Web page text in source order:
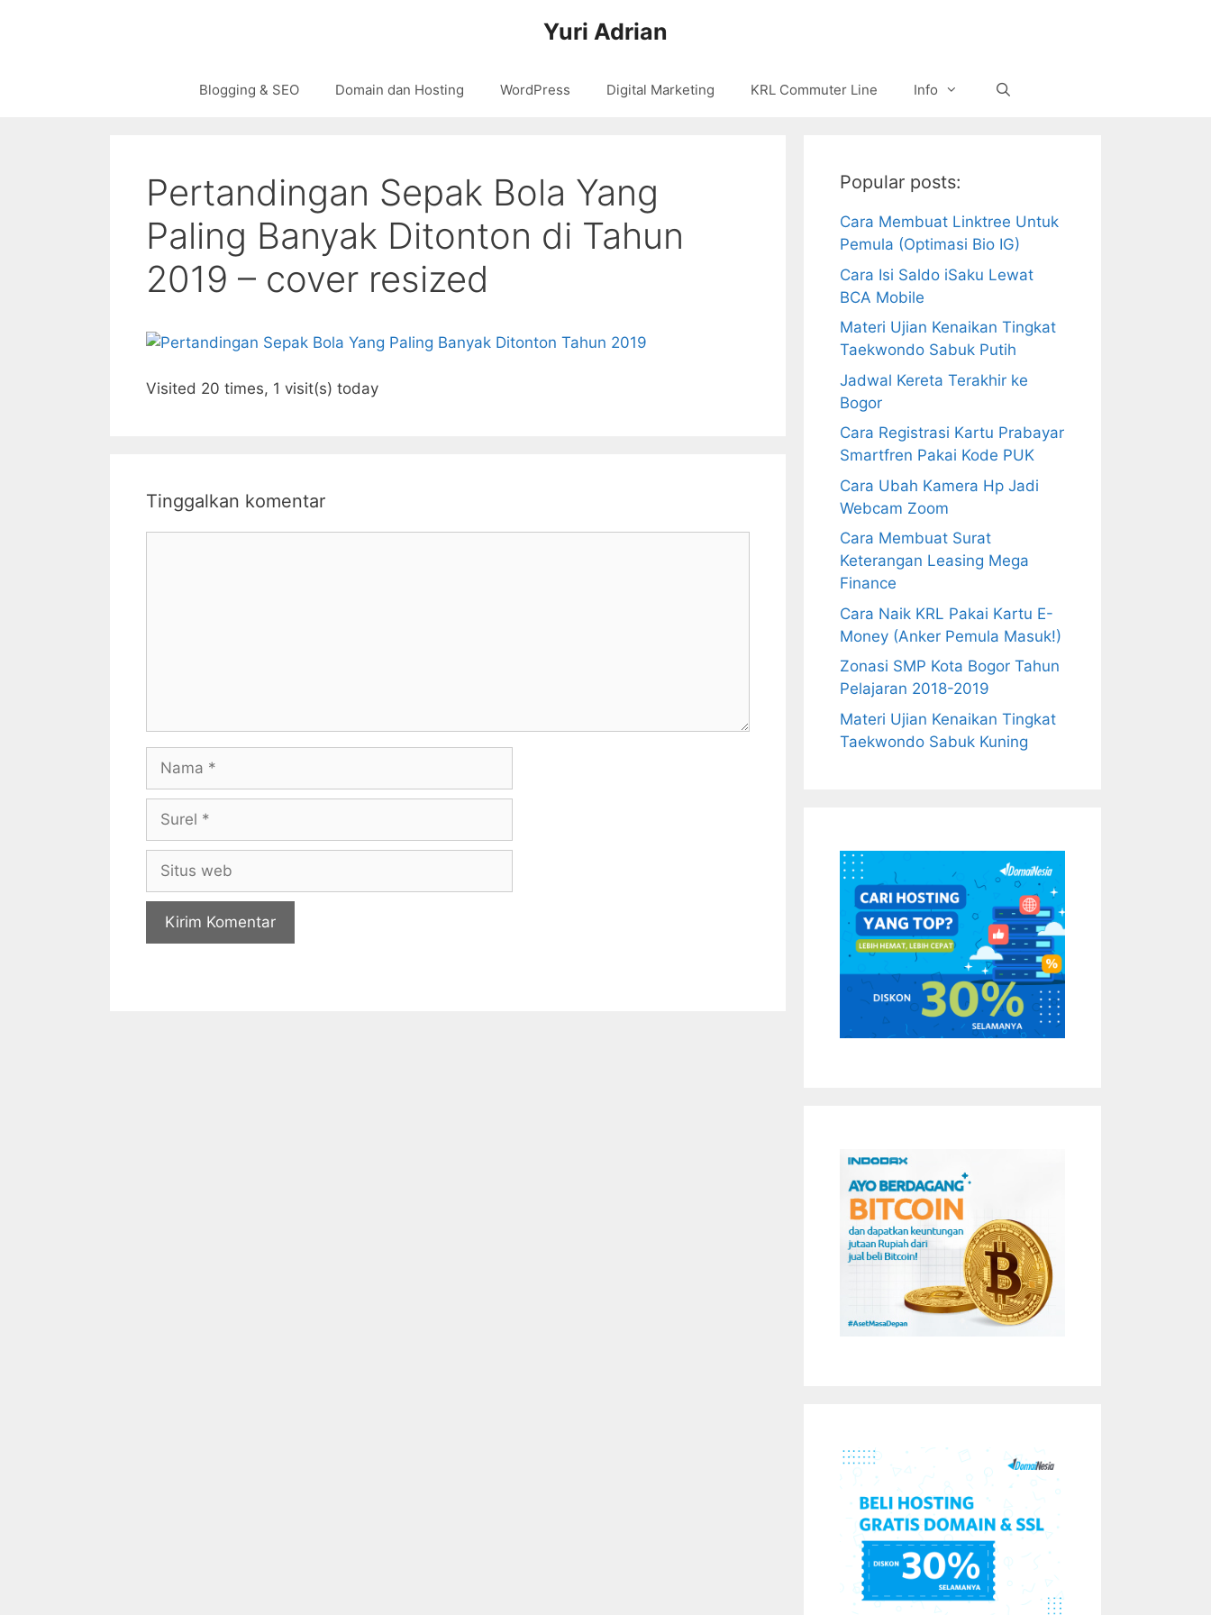
Yuri Adrian
Blogging & SEO Domain dan Hosting WordPress Digital Marketing KRL Commuter Line Info
Pertandingan Sepak Bola Yang
Paling Banyak Ditonton di Tahun
2019 – cover resized
Visited 20 times, 1 visit(s) today
Tinggalkan komentar
web
Popular posts:
Cara Membuat Linktree Untuk
Pemula (Optimasi Bio IG)
Cara Isi Saldo iSaku Lewat
BCA Mobile
Materi Ujian Kenaikan Tingkat
Taekwondo Sabuk Putih
Jadwal Kereta Terakhir ke
Bogor
Cara Registrasi Kartu Prabayar
Smartfren Pakai Kode PUK
Cara Ubah Kamera Hp Jadi
Webcam Zoom
Cara Membuat Surat
Keterangan Leasing Mega
Finance
Cara Naik KRL Pakai Kartu E-
Money (Anker Pemula Masuk!)
Zonasi SMP Kota Bogor Tahun
Pelajaran 2018-2019
Materi Ujian Kenaikan Tingkat
Taekwondo Sabuk Kuning